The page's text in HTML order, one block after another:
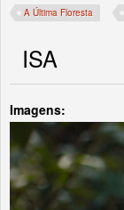
A Última Floresta
ISA
Imagens: